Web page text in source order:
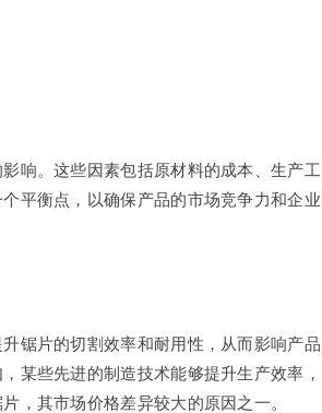
响。这些因素包括原材料的成本、生产工
平衡点，以确保产品的市场竞争力和企业
锯片的切割效率和耐用性，从而影响产品
某些先进的制造技术能够提升生产效率，
，其市场价格差异较大的原因之一。